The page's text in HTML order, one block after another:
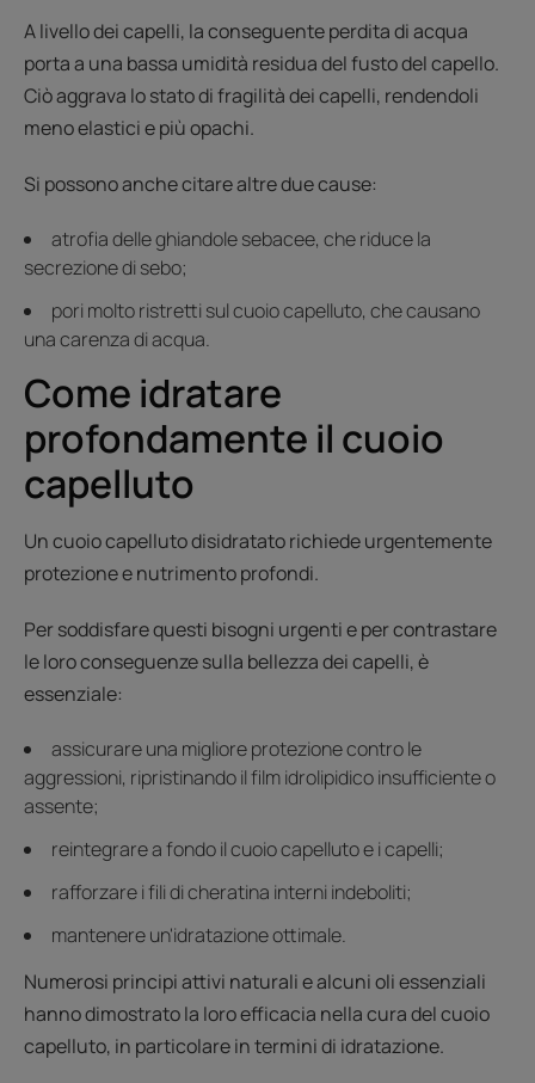
A livello dei capelli, la conseguente perdita di acqua
porta a una bassa umidità residua del fusto del capello.
Ciò aggrava lo stato di fragilità dei capelli, rendendoli
meno elastici e più opachi.
Si possono anche citare altre due cause:
atrofia delle ghiandole sebacee, che riduce la
secrezione di sebo;
pori molto ristretti sul cuoio capelluto, che causano
una carenza di acqua.
Come idratare
profondamente il cuoio
capelluto
Un cuoio capelluto disidratato richiede urgentemente
protezione e nutrimento profondi.
Per soddisfare questi bisogni urgenti e per contrastare
le loro conseguenze sulla bellezza dei capelli, è
essenziale:
assicurare una migliore protezione contro le
aggressioni, ripristinando il film idrolipidico insufficiente o
assente;
reintegrare a fondo il cuoio capelluto e i capelli;
rafforzare i fili di cheratina interni indeboliti;
mantenere un'idratazione ottimale.
Numerosi principi attivi naturali e alcuni oli essenziali
hanno dimostrato la loro efficacia nella cura del cuoio
capelluto, in particolare in termini di idratazione.